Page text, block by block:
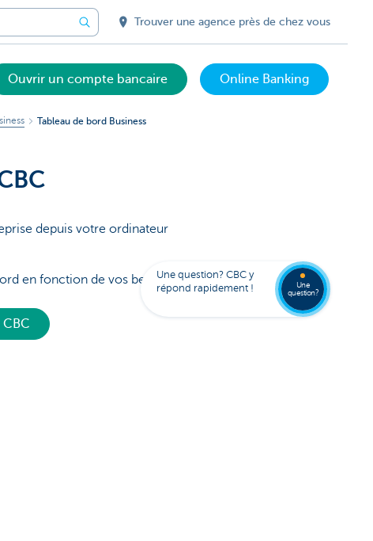
Trouver une agence près de chez vous
Ouvrir un compte bancaire Online Banking
Tableau de bord Business
depuis votre ordinateur
en fonction de vos besoinsUne question? CBC y
répond rapidement !
Une
question?